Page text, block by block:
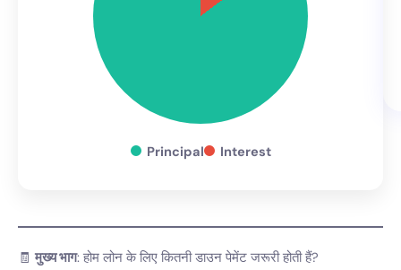
Principal Interest
🧾 मुख्य भाग: होम लोन के लिए कितनी डाउन पेमेंट जरूरी होती हैं?